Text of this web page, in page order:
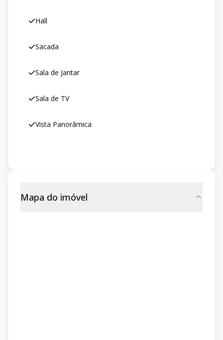
Hall
Sacada
Sala de Jantar
Sala de TV
Vista Panorâmica
Mapa do imóvel